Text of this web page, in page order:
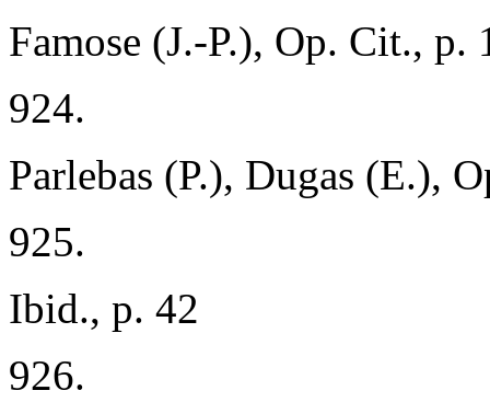
Famose (J.-P.), Op. Cit., p.
924.
Parlebas (P.), Dugas (E.),
925.
Ibid., p. 42
926.